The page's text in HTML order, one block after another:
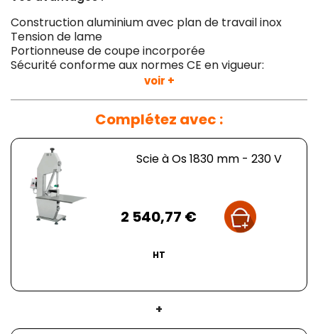
Construction aluminium avec plan de travail inox
Tension de lame
Portionneuse de coupe incorporée
Sécurité conforme aux normes CE en vigueur:
tableau de commandes 24V, bouton d’arrêt
Monophasé 230V
Simples et pratiques d’utilisation
Idéal pour le travail de tous types de viande, fraiche
ou surgelée
Conseillé pour Boucherie, Poissonnerie et
Restauration
voir +
Complétez avec :
Scie à Os 1830 mm - 230 V
2 540,77 €
HT
+